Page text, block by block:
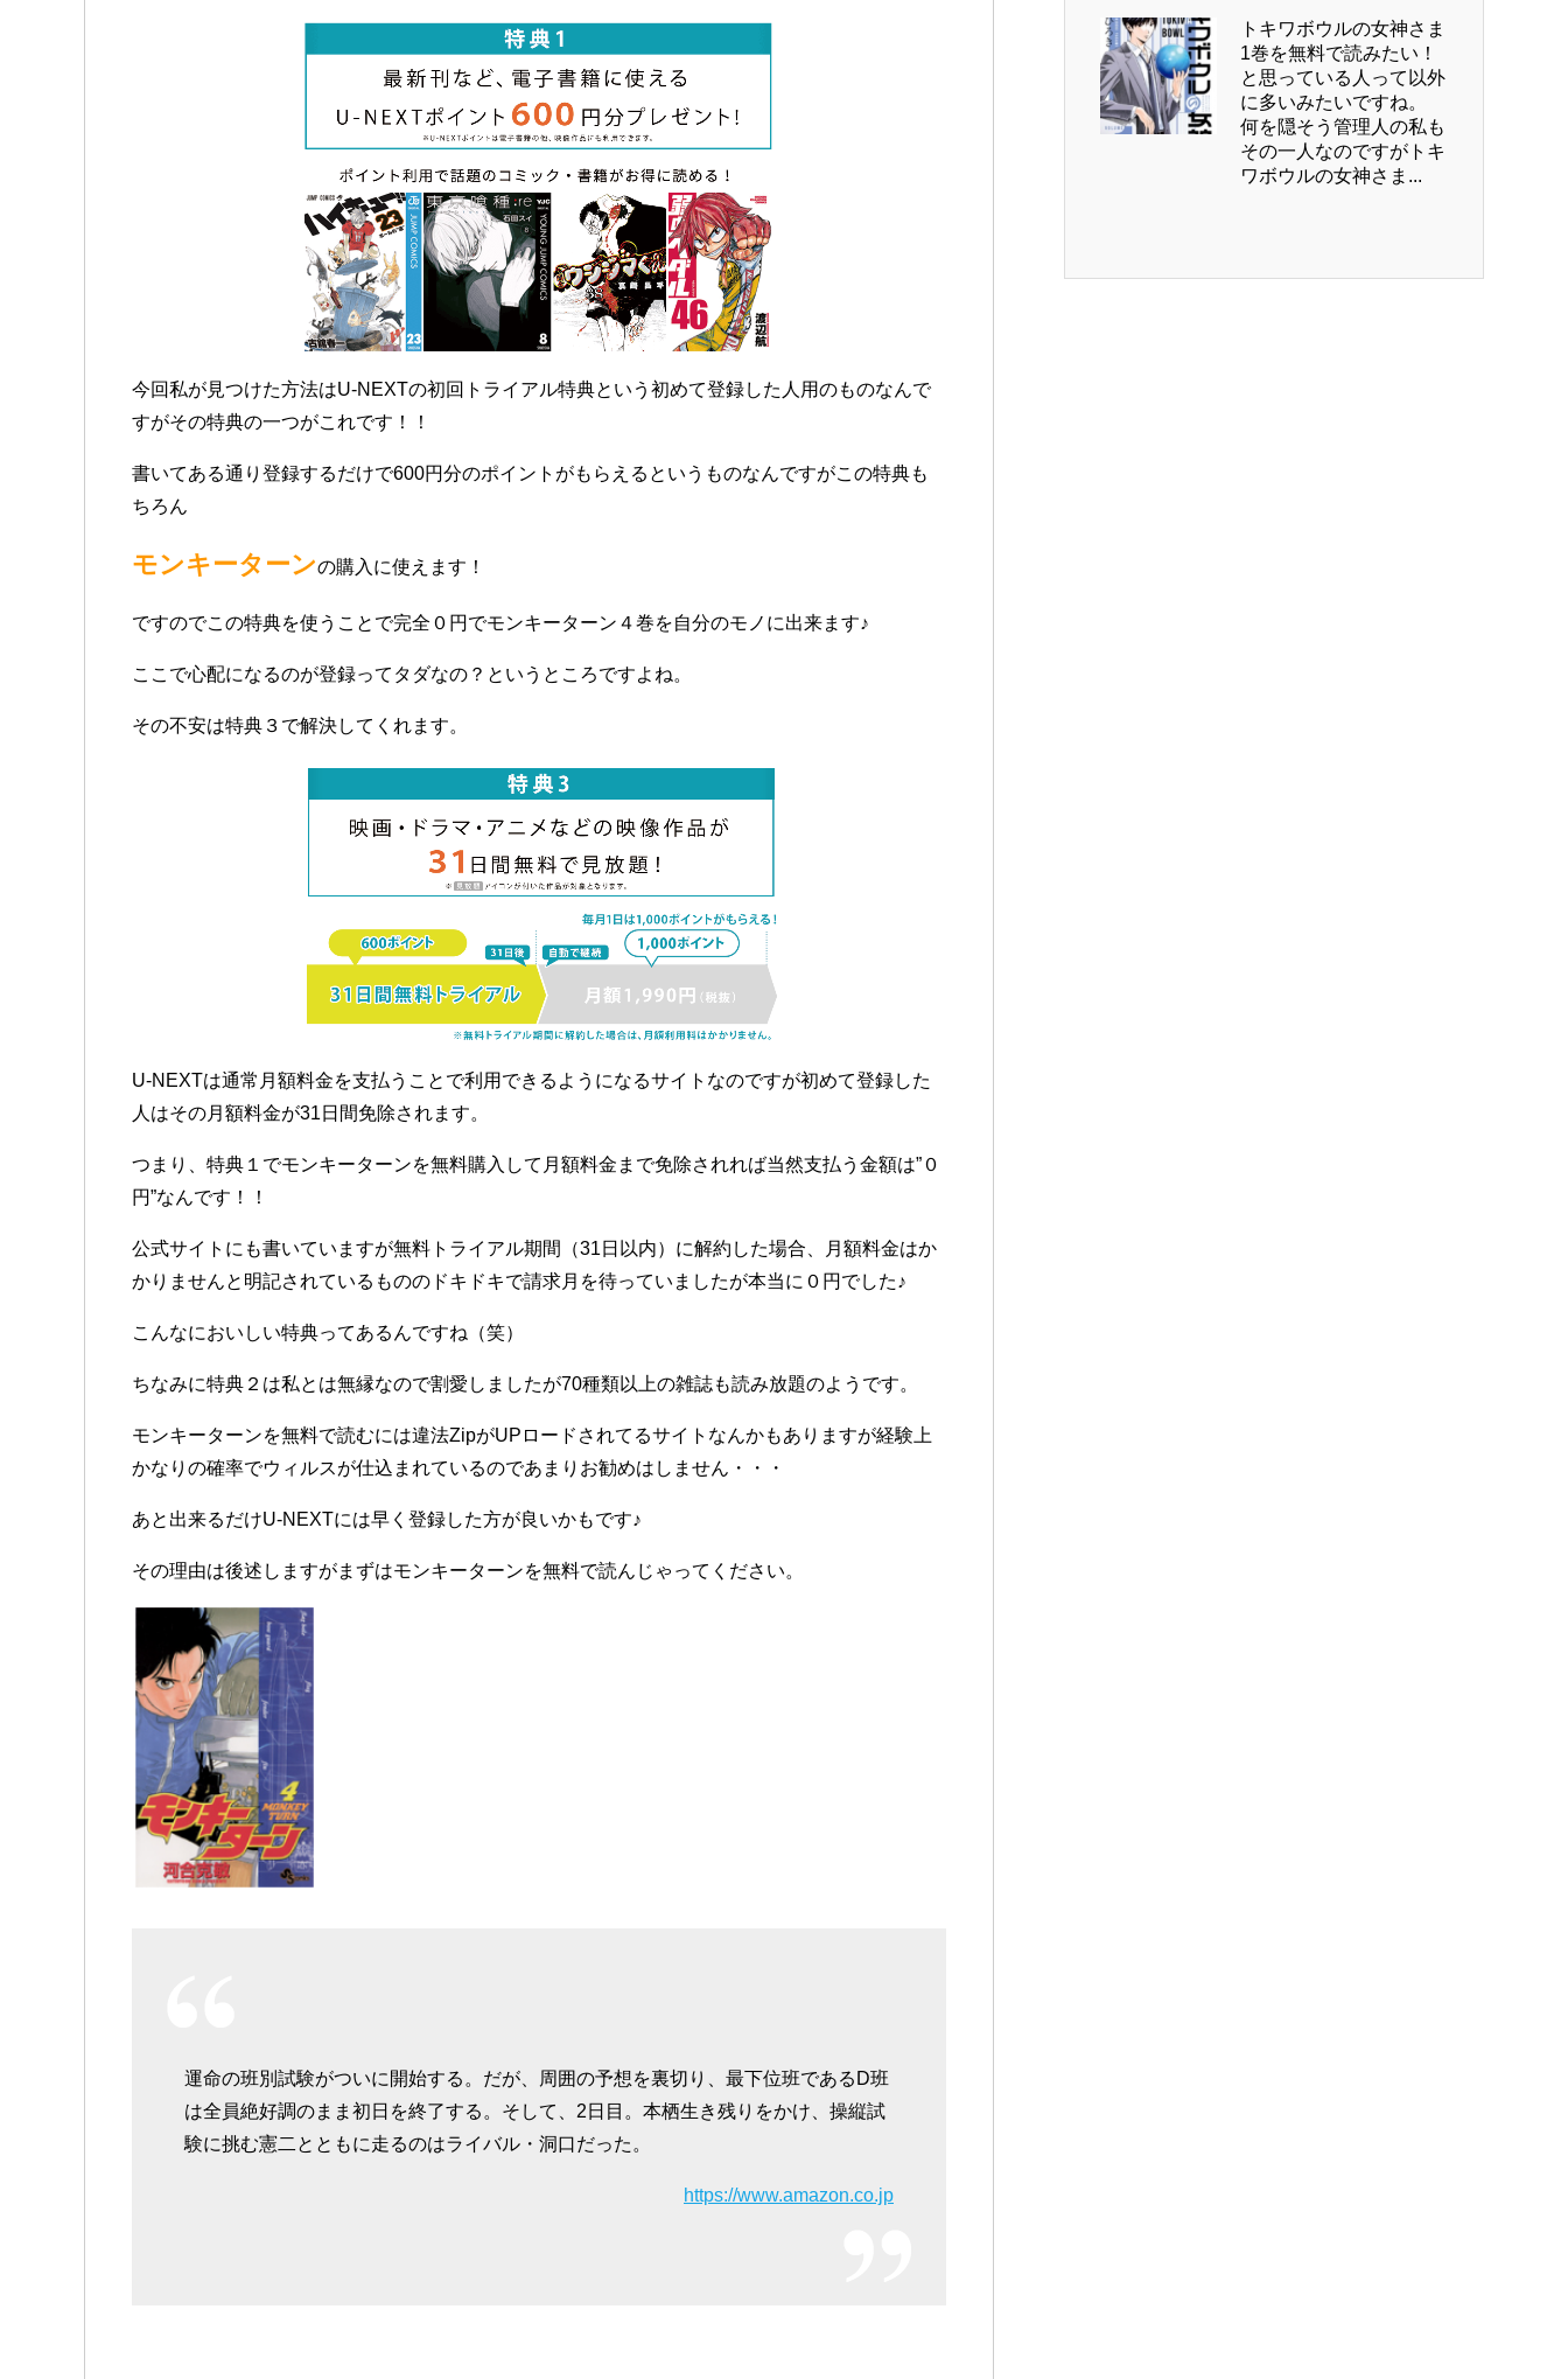
今回私が見つけた方法はU-NEXTの初回トライアル特典という初めて登録した人用のものなんで
すがその特典の一つがこれです！！
書いてある通り登録するだけで600円分のポイントがもらえるというものなんですがこの特典も
ちろん
モンキーターンの購入に使えます！
ですのでこの特典を使うことで完全０円でモンキーターン４巻を自分のモノに出来ます♪
ここで心配になるのが登録ってタダなの？というところですよね。
その不安は特典３で解決してくれます。
U-NEXTは通常月額料金を支払うことで利用できるようになるサイトなのですが初めて登録した
人はその月額料金が31日間免除されます。
つまり、特典１でモンキーターンを無料購入して月額料金まで免除されれば当然支払う金額は”０
円”なんです！！
公式サイトにも書いていますが無料トライアル期間（31日以内）に解約した場合、月額料金はか
かりませんと明記されているもののドキドキで請求月を待っていましたが本当に０円でした♪
こんなにおいしい特典ってあるんですね（笑）
ちなみに特典２は私とは無縁なので割愛しましたが70種類以上の雑誌も読み放題のようです。
モンキーターンを無料で読むには違法ZipがUPロードされてるサイトなんかもありますが経験上
かなりの確率でウィルスが仕込まれているのであまりお勧めはしません・・・
あと出来るだけU-NEXTには早く登録した方が良いかもです♪
その理由は後述しますがまずはモンキーターンを無料で読んじゃってください。
運命の班別試験がついに開始する。だが、周囲の予想を裏切り、最下位班であるD班
は全員絶好調のまま初日を終了する。そして、2日目。本栖生き残りをかけ、操縦試
験に挑む憲二とともに走るのはライバル・洞口だった。
https://www.amazon.co.jp
トキワボウルの女神さま
1巻を無料で読みたい！
と思っている人って以外
に多いみたいですね。
何を隠そう管理人の私も
その一人なのですがトキ
ワボウルの女神さま...